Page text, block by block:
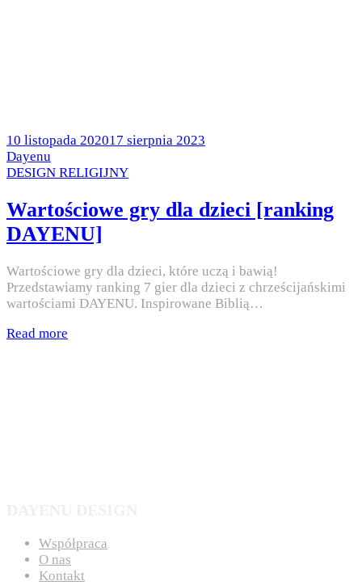
Posted
on
10 listopada 202017 sierpnia 2023
by
Dayenu
Posted
DESIGN RELIGIJNY
Wartościowe gry dla dzieci [ranking
DAYENU]
Wartościowe gry dla dzieci, które uczą i bawią!
Przedstawiamy ranking 7 gier dla dzieci z chrześcijańskimi
wartościami DAYENU. Inspirowane Biblią…
Read more
Współpraca
O nas
Kontakt